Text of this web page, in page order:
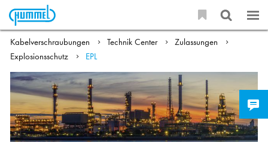
Kabelverschraubungen Technik Center
Zulassungen
Explosionsschutz
EPL